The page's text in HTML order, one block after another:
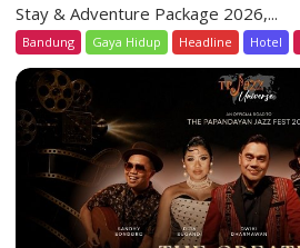
Stay & Adventure Package 2026,...
Bandung Gaya Hidup Headline Hotel